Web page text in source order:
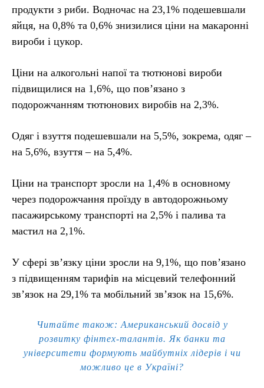
продукти з риби. Водночас на 23,1% подешевшали
яйця, на 0,8% та 0,6% знизилися ціни на макаронні
вироби і цукор.
Ціни на алкогольні напої та тютюнові вироби
підвищилися на 1,6%, що пов’язано з
подорожчанням тютюнових виробів на 2,3%.
Одяг і взуття подешевшали на 5,5%, зокрема, одяг –
на 5,6%, взуття – на 5,4%.
Ціни на транспорт зросли на 1,4% в основному
через подорожчання проїзду в автодорожньому
пасажирському транспорті на 2,5% і палива та
мастил на 2,1%.
У сфері зв’язку ціни зросли на 9,1%, що пов’язано
з підвищенням тарифів на місцевий телефонний
зв’язок на 29,1% та мобільний зв’язок на 15,6%.
Читайте також: Американський досвід у
розвитку фінтех-талантів. Як банки та
університети формують майбутніх лідерів і чи
можливо це в Україні?